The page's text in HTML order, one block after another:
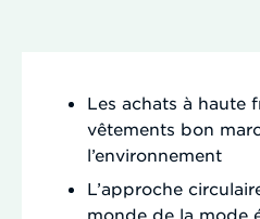
Les achats à haute
vêtements bon
l’environnement
L’approche
monde de la mode